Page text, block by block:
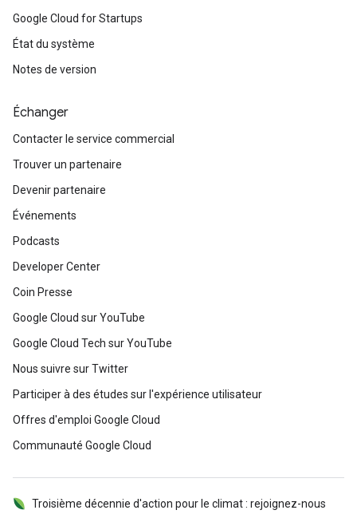
Google Cloud for Startups
État du système
Notes de version
Échanger
Contacter le service commercial
Trouver un partenaire
Devenir partenaire
Événements
Podcasts
Developer Center
Coin Presse
Google Cloud sur YouTube
Google Cloud Tech sur YouTube
Nous suivre sur Twitter
Participer à des études sur l'expérience utilisateur
Offres d'emploi Google Cloud
Communauté Google Cloud
Troisième décennie d'action pour le climat : rejoignez-nous